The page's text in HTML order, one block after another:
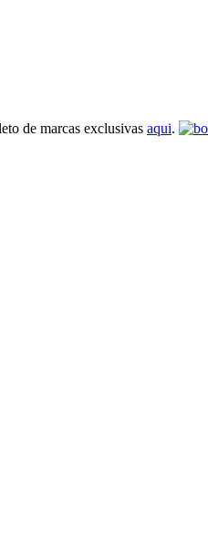
de marcas exclusivas aqui.